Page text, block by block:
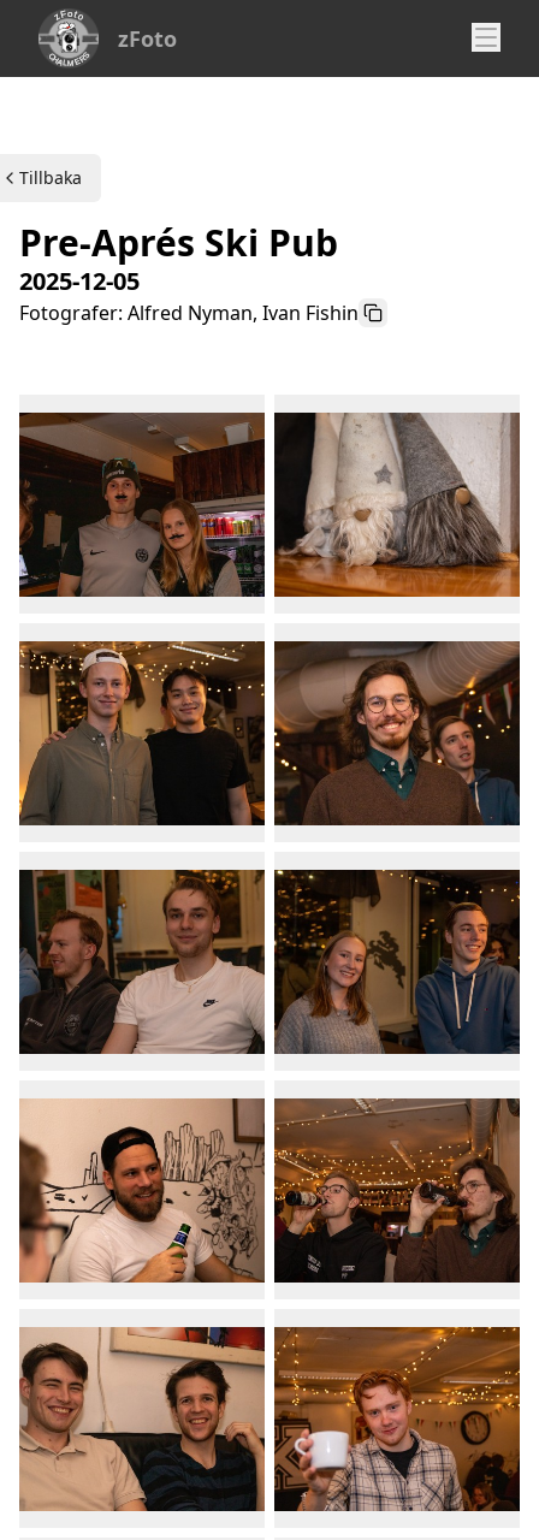
zFoto
Tillbaka
Pre-Aprés Ski Pub
2025-12-05
Fotografer: Alfred Nyman, Ivan Fishin Kopiera byline